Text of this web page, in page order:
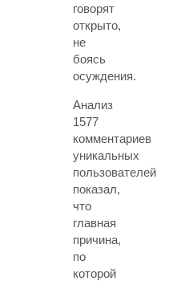
говорят
открыто,
не
боясь
осуждения.
Анализ
1577
комментариев
уникальных
пользователей
показал,
что
главная
причина,
по
которой